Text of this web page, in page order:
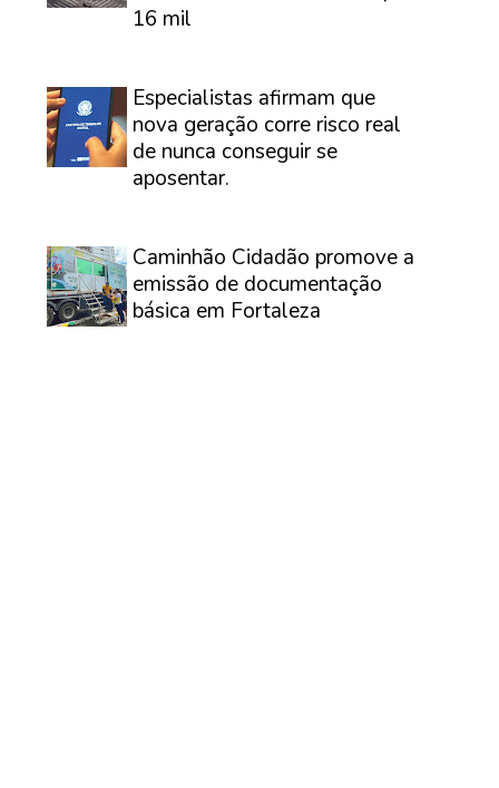
16 mil
Especialistas afirmam que
nova geração corre risco real
de nunca conseguir se
aposentar.
Caminhão Cidadão promove a
emissão de documentação
básica em Fortaleza